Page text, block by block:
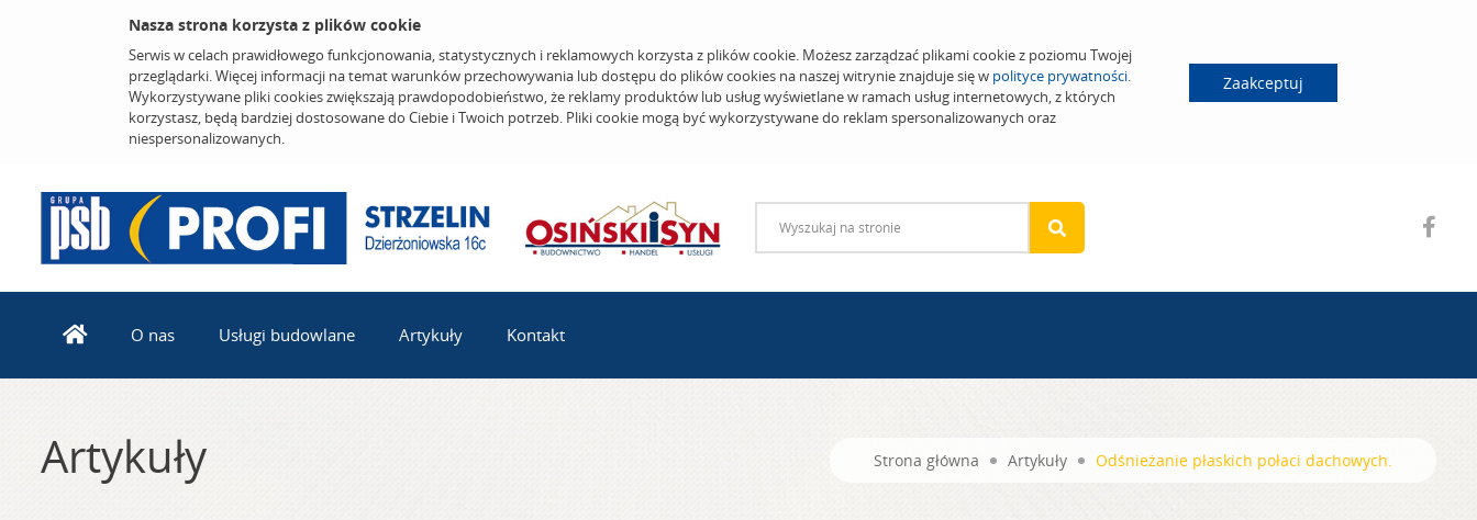
Nasza strona korzysta z plików cookie
Serwis w celach prawidłowego funkcjonowania, statystycznych i reklamowych korzysta z plików cookie. Możesz zarządzać plikami cookie z poziomu Twojej
przeglądarki. Więcej informacji na temat warunków przechowywania lub dostępu do plików cookies na naszej witrynie znajduje się w polityce prywatności.
Wykorzystywane pliki cookies zwiększają prawdopodobieństwo, że reklamy produktów lub usług wyświetlane w ramach usług internetowych, z których
korzystasz, będą bardziej dostosowane do Ciebie i Twoich potrzeb. Pliki cookie mogą być wykorzystywane do reklam spersonalizowanych oraz
niespersonalizowanych.
Zaakceptuj
O nas Usługi budowlane Artykuły Kontakt
Artykuły Strona główna Artykuły Odśnieżanie płaskich połaci dachowych.